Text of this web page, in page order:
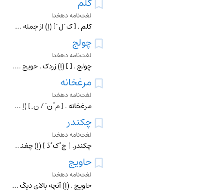
لغت‌نامه دهخدا
کلم . [ ک َ ل َ ] (اِ) از جمله حویجی است که در آشها کنند و آن دو نوع می باشد، رومی و غیره . بهترین آن رومی است و آن به دستار عربان و عمامه ٔ زهدفروشان ماند. (بر
چولج
لغت‌نامه دهخدا
چولج . [ ] (اِ) زردک . حویج . اما ظاهراً مصحف حویج باشد.
مرغخانه
لغت‌نامه دهخدا
مرغخانه . [ م ُ ن َ / ن ِ ] (اِ مرکب ) جای نگهداری مرغان : مشرف حویج خانه و مطبخ و مرغخانه و ایاغی خانه با یک شخص بوده . (تذکرةالملوک چ دبیرسیاقی ص 63).
چکندر
لغت‌نامه دهخدا
چکندر. [ چ ُ ک ُ دَ ] (اِ) چغندر. (ناظم الاطباء). همان چکندر و چقندر است . تلفظی از نام حویج معروف که انواع گوناگون دارد و نوعی از آن را درآش یا کشک یا دیگر غذا
حاویج
لغت‌نامه دهخدا
حاویج . (اِ) آنچه بالای دیگ پخته اندازند برای خوشبوئی مانندادرک و زیره و قرنقل و جز آن . (آنندراج ) . حویج .